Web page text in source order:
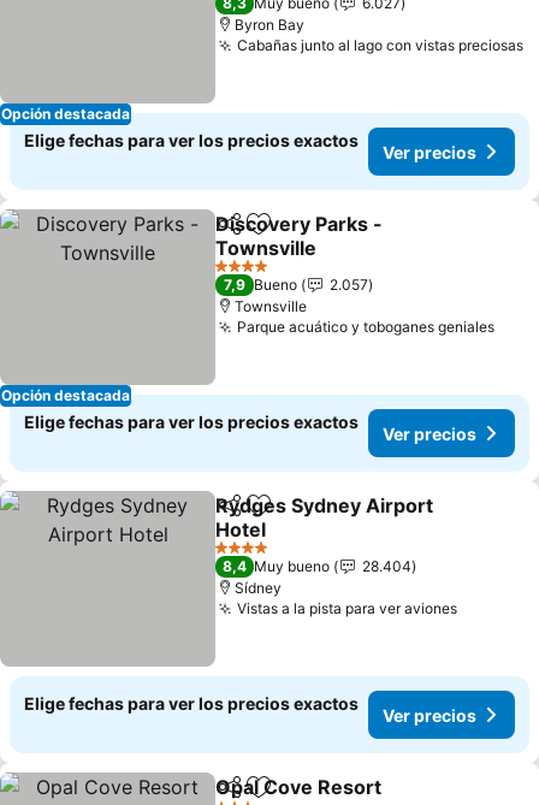
Opción destacada
Byron Bay
Cabañas junto al lago con vistas preciosas
Elige fechas para ver los precios exactos
Ver precios
Opción destacada
CompartirAgregar a favoritos
Discovery Parks -
Townsville
Ver precios
4 Estrellas
7,9 Bueno
2.057
Townsville
Parque acuático y toboganes genialesVer
Elige fechas para ver los precios exactos
Ver precios
CompartirAgregar a favoritos
Rydges Sydney Airport
Hotel
Ver precios
4 Estrellas
8,4 Muy bueno
28.404
Sídney
Vistas a la pista para ver avionesVer
Elige fechas para ver los precios exactos
Ver precios
CompartirAgregar a favoritos
Opal Cove Resort